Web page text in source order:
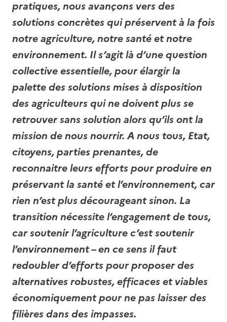
pratiques, nous avançons vers des
solutions concrètes qui préservent à la fois
notre agriculture, notre santé et notre
environnement. Il s’agit là d’une question
collective essentielle, pour élargir la
palette des solutions mises à disposition
des agriculteurs qui ne doivent plus se
retrouver sans solution alors qu’ils ont la
mission de nous nourrir. A nous tous, Etat,
citoyens, parties prenantes, de
reconnaitre leurs efforts pour produire en
préservant la santé et l’environnement, car
rien n’est plus décourageant sinon. La
transition nécessite l’engagement de tous,
car soutenir l’agriculture c’est soutenir
l’environnement – en ce sens il faut
redoubler d’efforts pour proposer des
alternatives robustes, efficaces et viables
économiquement pour ne pas laisser des
filières dans des impasses.